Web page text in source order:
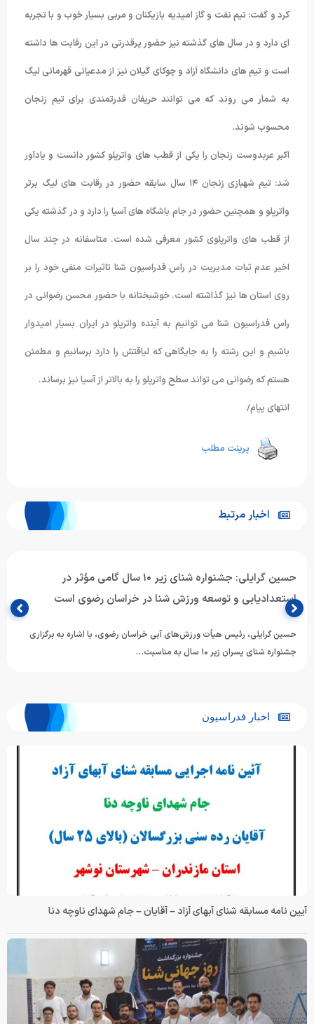
کرد و گفت: تیم نفت و گاز امیدیه بازیکنان و مربی بسیار خوب و با تجربه
ای دارد و در سال های گذشته نیز حضور پرقدرتی در این رقابت ها داشته
است و تیم های دانشگاه آزاد و چوکای گیلان نیز از مدعیانی قهرمانی لیگ
به شمار می روند که می توانند حریفان قدرتمندی برای تیم زنجان
محسوب شوند.
اکبر عربدوست زنجان را یکی از قطب های واترپلو کشور دانست و یادآور
شد: تیم شهبازی زنجان ۱۴ سال سابقه حضور در رقابت های لیگ برتر
واترپلو و همچنین حضور در جام باشگاه های آسیا را دارد و در گذشته یکی
از قطب های واترپلوی کشور معرفی شده است. متاسفانه در چند سال
اخیر عدم ثبات مدیریت در راس فدراسیون شنا تاثیرات منفی خود را بر
روی استان ها نیز گذاشته است. خوشبختانه با حضور محسن رضوانی در
راس فدراسیون شنا می توانیم به آینده واترپلو در ایران بسیار امیدوار
باشیم و این رشته را به جایگاهی که لیاقتش را دارد برسانیم و مطمئن
هستم که رضوانی می تواند سطح واترپلو را به بالاتر از آسیا نیز برساند.
انتهای پیام/
پرینت مطلب
اخبار مرتبط
حسین گرایلی: جشنواره شنای زیر ۱۰ سال گامی مؤثر در
استعدادیابی و توسعه ورزش شنا در خراسان رضوی است
حسین گرایلی، رئیس هیأت ورزش‌های آبی خراسان رضوی، با اشاره به برگزاری
جشنواره شنای پسران زیر ۱۰ سال به مناسبت…
اخبار فدراسیون
آیین نامه مسابقه شنای آبهای آزاد – آقایان – جام شهدای ناوچه دنا